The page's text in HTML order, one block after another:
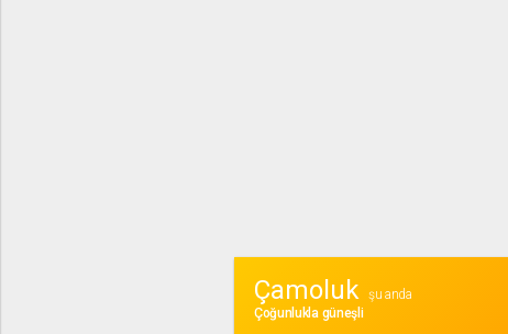
Çamoluk şu anda
Çoğunlukla güneşli